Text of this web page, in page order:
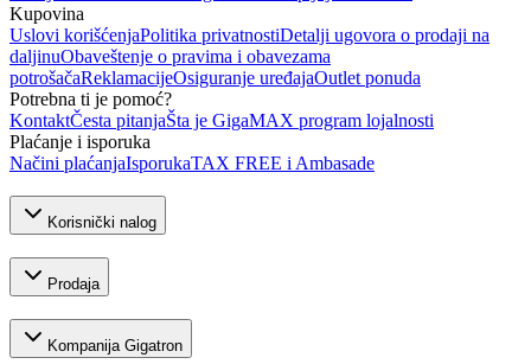
Kupovina
Uslovi korišćenjaPolitika privatnostiDetalji ugovora o prodaji na
daljinuObaveštenje o pravima i obavezama
potrošačaReklamacijeOsiguranje uređajaOutlet ponuda
Potrebna ti je pomoć?
KontaktČesta pitanjaŠta je GigaMAX program lojalnosti
Plaćanje i isporuka
Načini plaćanjaIsporukaTAX FREE i Ambasade
Korisnički nalog
Prodaja
Kompanija Gigatron